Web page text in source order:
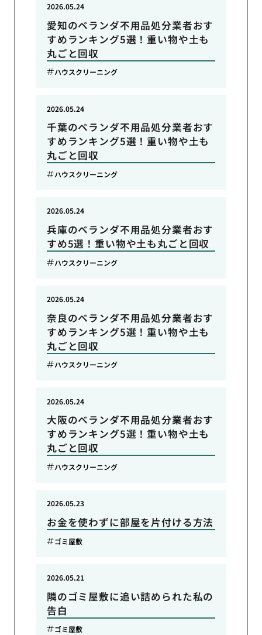
愛知のベランダ不用品処分業者おす
すめランキング5選！重い物や土も
丸ごと回収
2026.05.24
ハウスクリーニング
千葉のベランダ不用品処分業者おす
すめランキング5選！重い物や土も
丸ごと回収
2026.05.24
ハウスクリーニング
兵庫のベランダ不用品処分業者おす
すめ5選！重い物や土も丸ごと回収
2026.05.24
ハウスクリーニング
奈良のベランダ不用品処分業者おす
すめランキング5選！重い物や土も
丸ごと回収
2026.05.24
ハウスクリーニング
大阪のベランダ不用品処分業者おす
すめランキング5選！重い物や土も
丸ごと回収
2026.05.24
ハウスクリーニング
お金を使わずに部屋を片付ける方法
2026.05.23
ゴミ屋敷
隣のゴミ屋敷に追い詰められた私の
告白
2026.05.21
ゴミ屋敷